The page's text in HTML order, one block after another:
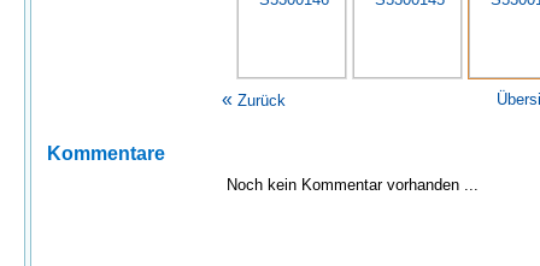
« Zurück
Kommentare
Noch kein Kommentar vorhanden ...